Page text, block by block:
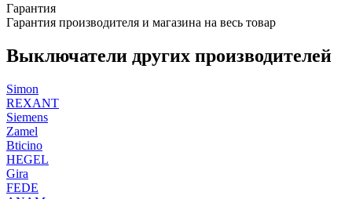
Гарантия
Гарантия производителя и магазина на весь товар
Выключатели других производителей
Simon
REXANT
Siemens
Zamel
Bticino
HEGEL
Gira
FEDE